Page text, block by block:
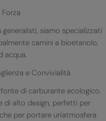
siamo specializzati
camini a bioetanolo,
acqua.
e Convivialità
di carburante ecologico.
di alto design, perfetti per
per portare un'atmosfera